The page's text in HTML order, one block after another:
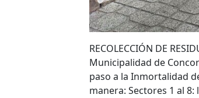
RECOLECCIÓN DE
Municipalidad de
paso a la Inmortalidad
manera: Sectores 1 al 8: